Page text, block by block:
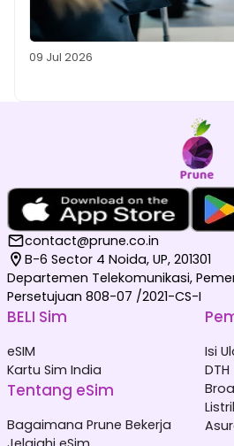
09 Jul 2026
contact@prune.co.in
B-6 Sector 4 Noida, UP, 201301
Departemen Telekomunikasi,
Persetujuan 808-07 /2021-CS-I
BELI Sim
eSIM
Kartu Sim India
Tentang eSim
Bagaimana Prune Bekerja
Isi
DTH